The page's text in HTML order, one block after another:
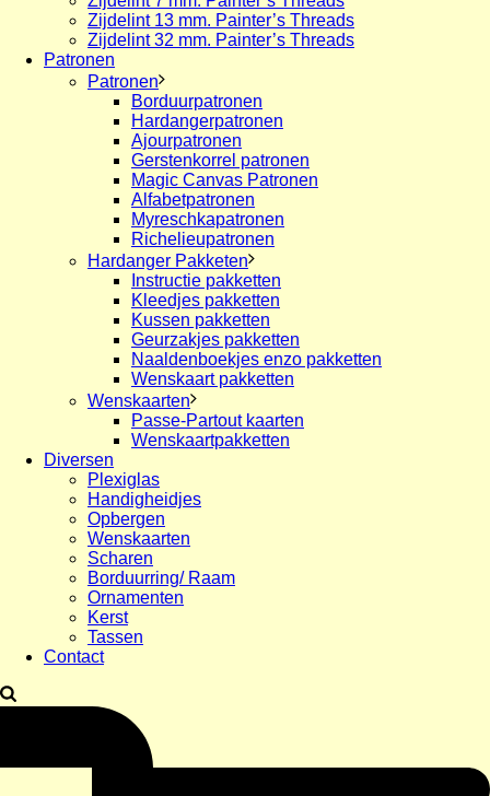
Zijdelint 13 mm. Painter’s Threads
Zijdelint 32 mm. Painter’s Threads
Patronen
Patronen
Borduurpatronen
Hardangerpatronen
Ajourpatronen
Gerstenkorrel patronen
Magic Canvas Patronen
Alfabetpatronen
Myreschkapatronen
Richelieupatronen
Hardanger Pakketen
Instructie pakketten
Kleedjes pakketten
Kussen pakketten
Geurzakjes pakketten
Naaldenboekjes enzo pakketten
Wenskaart pakketten
Wenskaarten
Passe-Partout kaarten
Wenskaartpakketten
Diversen
Plexiglas
Handigheidjes
Opbergen
Wenskaarten
Scharen
Borduurring/ Raam
Ornamenten
Kerst
Tassen
Contact